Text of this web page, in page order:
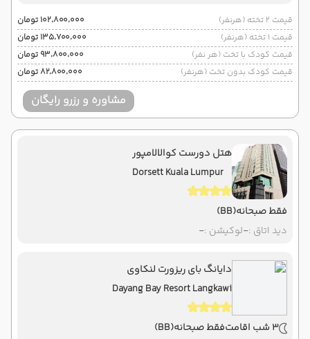
قیمت 2 تخته (هرنفر)
۱۰۲٬۸۰۰٬۰۰۰ تومان
قیمت 1 تخته (هرنفر)
۱۳۵٬۷۰۰٬۰۰۰ تومان
قیمت کودک با تخت (هر نفر)
۹۳٬۸۰۰٬۰۰۰ تومان
قیمت کودک بدون تخت (هرنفر)
۸۲٬۸۰۰٬۰۰۰ تومان
مشاوره و رزرو رایگان
هتل دورست کوالالامپور
Dorsett Kuala Lumpur
فقط صبحانه(BB)
دید اتاق :-لوکیشن :-
دایانگ بای ریزورت لنکاوی
Dayang Bay Resort Langkawi
3 شب اقامت فقط صبحانه(BB)